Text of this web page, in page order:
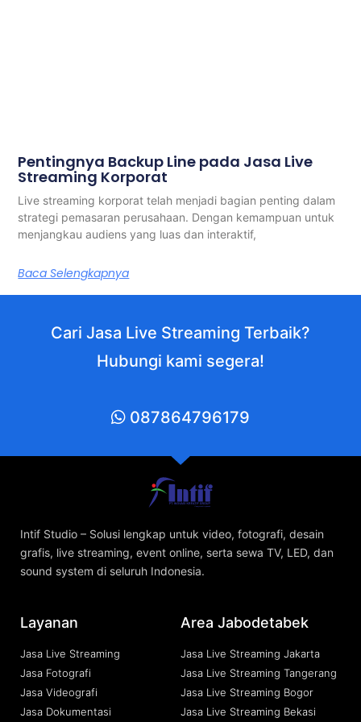
Pentingnya Backup Line pada Jasa Live
Streaming Korporat
Live streaming korporat telah menjadi bagian penting dalam
strategi pemasaran perusahaan. Dengan kemampuan untuk
menjangkau audiens yang luas dan interaktif,
Baca Selengkapnya
Cari Jasa Live Streaming Terbaik?
Hubungi kami segera!
087864796179
Intif Studio – Solusi lengkap untuk video, fotografi, desain
grafis, live streaming, event online, serta sewa TV, LED, dan
sound system di seluruh Indonesia.
Layanan
Jasa Live Streaming
Jasa Fotografi
Jasa Videografi
Jasa Dokumentasi
Area Jabodetabek
Jasa Live Streaming Jakarta
Jasa Live Streaming Tangerang
Jasa Live Streaming Bogor
Jasa Live Streaming Bekasi